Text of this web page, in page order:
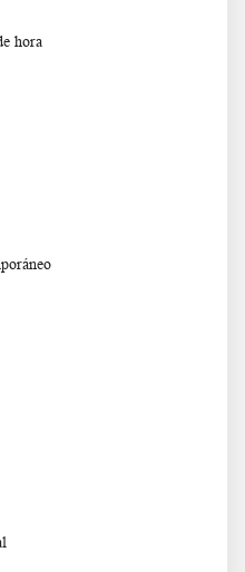
hora